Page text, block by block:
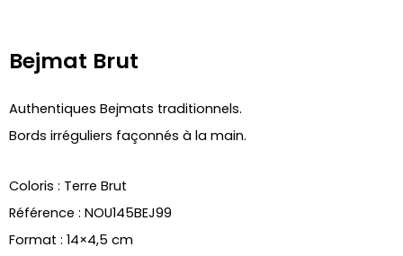
Bejmat Brut
Authentiques Bejmats traditionnels.
Bords irréguliers façonnés à la main.
Coloris : Terre Brut
Référence : NOU145BEJ99
Format : 14×4,5 cm